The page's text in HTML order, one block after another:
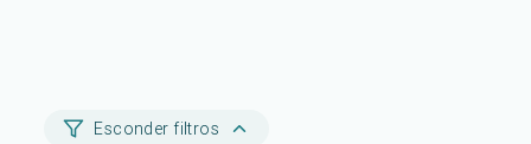
Esconder filtros